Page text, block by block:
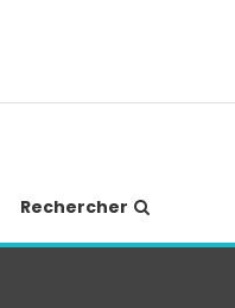
Rechercher